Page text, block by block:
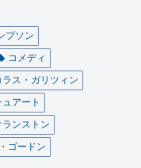
プソン
コメディ
ラス・ガリツィン
アート
ンストン
ゴードン